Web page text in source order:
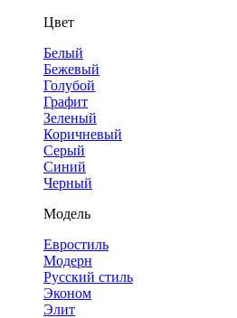
Цвет
Белый
Бежевый
Голубой
Графит
Зеленый
Коричневый
Серый
Синий
Черный
Модель
Евростиль
Модерн
Русский стиль
Эконом
Элит